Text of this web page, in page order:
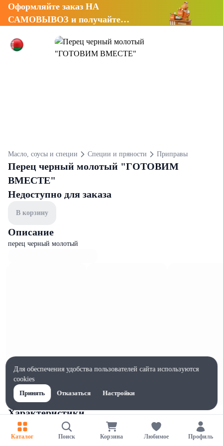
Оформляйте заказ НА
САМОВЫВОЗ и получайте
Масло, соусы и специи Специи и пряности Приправы
Перец черный молотый "ГОТОВИМ
ВМЕСТЕ"
Недоступно для заказа
В корзину
Описание
перец черный молотый
Характеристики
Жиры на 100г, г
3.5
Каталог Поиск Корзина Любимое Профиль
Для обеспечения удобства пользователей сайта используются
cookies
Принять
Отказаться Настройки